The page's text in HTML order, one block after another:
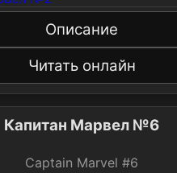
Описание
Читать онлайн
Капитан Марвел №6
Captain Marvel #6